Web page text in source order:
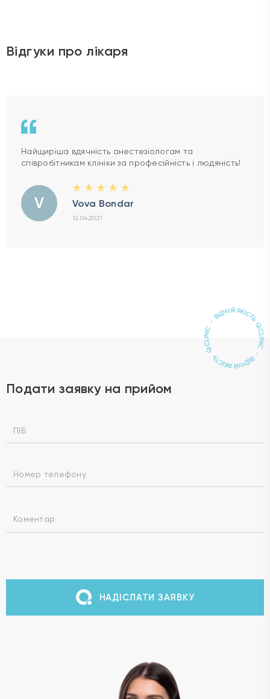
Відгуки про лікаря
Найщиріша вдячність анестезіологам та
співробітникам клініки за професійність і людяність!
V Vova Bondar
12.04.2021
Подати заявку на прийом
НАДІСЛАТИ ЗАЯВКУ